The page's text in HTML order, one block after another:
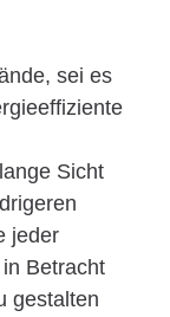
sei es
Sicht
jeder
Betracht
gestalten